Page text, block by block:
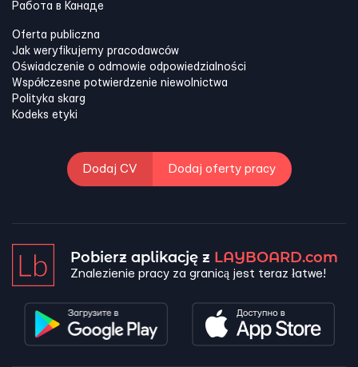
Работа в Канадe
Oferta publiczna
Jak weryfikujemy pracodawców
Oświadczenie o odmowie odpowiedzialności
Współczesne potwierdzenie niewolnictwa
Polityka skarg
Kodeks etyki
Dodaj CV Dodaj oferty pracy
Pobierz aplikację z LAYBOARD.com
Znalezienie pracy za granicą jest teraz łatwe!